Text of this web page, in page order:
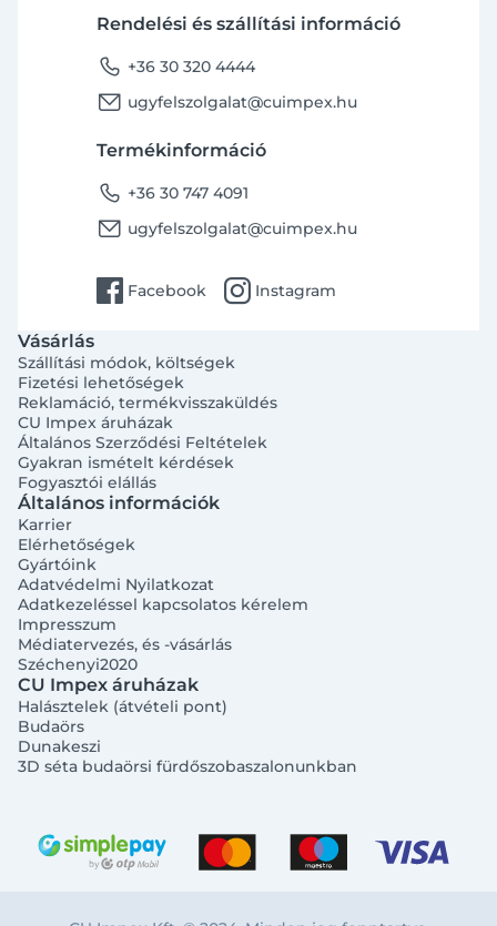
Rendelési és szállítási információ
phone +36 30 320 4444
email ugyfelszolgalat@cuimpex.hu
Termékinformáció
phone +36 30 747 4091
email ugyfelszolgalat@cuimpex.hu
facebook Facebook instagram Instagram
Vásárlás
Szállítási módok, költségek
Fizetési lehetőségek
Reklamáció, termékvisszaküldés
CU Impex áruházak
Általános Szerződési Feltételek
Gyakran ismételt kérdések
Fogyasztói elállás
Általános információk
Karrier
Elérhetőségek
Gyártóink
Adatvédelmi Nyilatkozat
Adatkezeléssel kapcsolatos kérelem
Impresszum
Médiatervezés, és -vásárlás
Széchenyi2020
CU Impex áruházak
Halásztelek (átvételi pont)
Budaörs
Dunakeszi
3D séta budaörsi fürdőszobaszalonunkban